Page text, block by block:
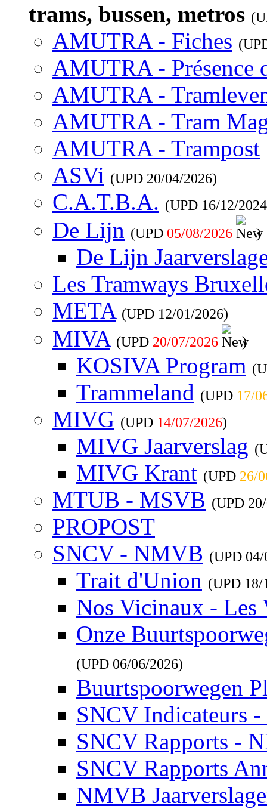
trams, bussen, metros
AMUTRA - Fiches
AMUTRA - Présence
AMUTRA -
AMUTRA - Tram
AMUTRA - Trampost
ASVi (UPD 20/04/2026)
C.A.T.B.A. (UPD 16/12/2024
De Lijn (UPD 05/08/2026 )
De Lijn
Les Tramways
META (UPD 12/01/2026)
MIVA (UPD 20/07/2026 )
KOSIVA Program
Trammeland (UPD 17/
MIVG (UPD 14/07/2026)
MIVG Jaarverslag
MIVG Krant (UPD 26/
MTUB - MSVB (UPD
PROPOST
SNCV - NMVB (UPD
Trait d'Union (UPD 18/
Nos Vicinaux - Les
Onze
(UPD 06/06/2026)
Buurtspoorwegen
SNCV Indicateurs
SNCV Rapports -
SNCV Rapports
NMVB